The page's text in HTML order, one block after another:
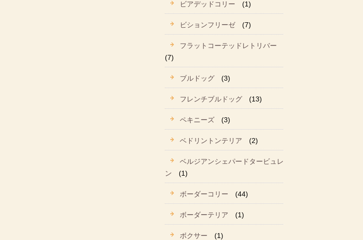
ビアデッドコリー (1)
ビションフリーゼ (7)
フラットコーテッドレトリバー
(7)
ブルドッグ (3)
フレンチブルドッグ (13)
ペキニーズ (3)
ベドリントンテリア (2)
ベルジアンシェパードタービュレ
ン
(1)
ボーダーコリー (44)
ボーダーテリア (1)
ボクサー (1)